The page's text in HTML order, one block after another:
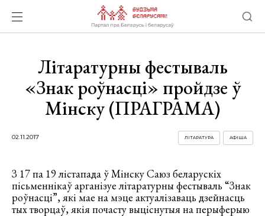
Літаратурны фестываль
«Знак роўнасці» пройдзе ў
Мінску (ПРАГРАМА)
02.11.2017 АФІША
ЛІТАРАТУРА
З 17 па 19 лістапада ў Мінску Саюз беларускіх
пісьменнікаў арганізуе літаратурны фестываль “Знак
роўнасці”, які мае на мэце актуалізаваць дзейнасць
тых творцаў, якія почасту выціснутыя на перыферыю